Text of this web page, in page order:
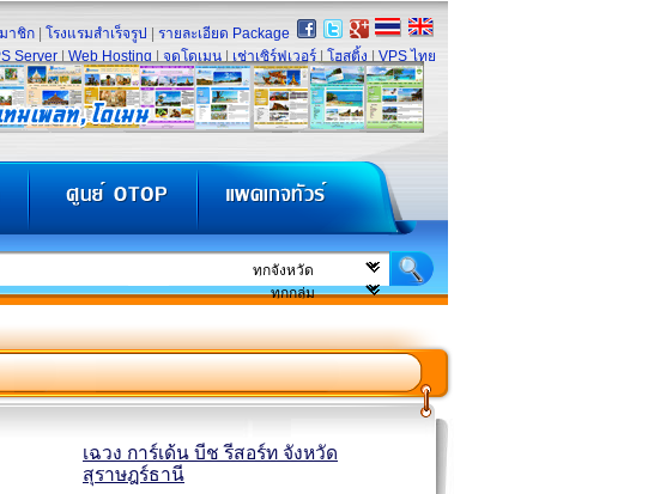
าชิก โรงแรมสำเร็จรูป
รายละเอียด Package
Server Web Hosting จดโดเมน เช่าเซิร์ฟเวอร์ โฮสติ้ง VPS ไทย
เฉวง การ์เด้น บีช รีสอร์ท จังหวัด
สุราษฎร์ธานี